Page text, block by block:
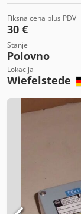
Fiksna cena plus PDV
30 €
Stanje
Polovno
Lokacija
Wiefelstede